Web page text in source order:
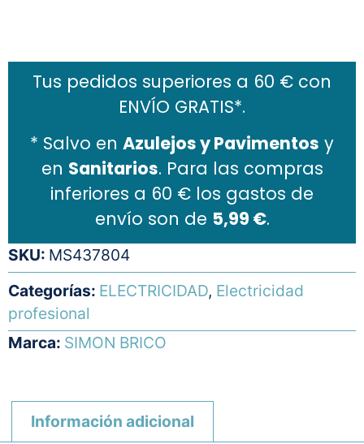
Tus pedidos superiores a 60 € con
ENVÍO GRATIS*.
* Salvo en Azulejos y Pavimentos y
en Sanitarios. Para las compras
inferiores a 60 € los gastos de
envío son de 5,99 €.
SKU: MS437804
Categorías: ELECTRICIDAD, Electricidad
profesional
Marca: SIMON BRICO
Información adicional